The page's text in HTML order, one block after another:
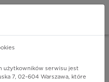
użytkowników serwisu jest
7, 02-604 Warszawa, które
Play INSTALUJ